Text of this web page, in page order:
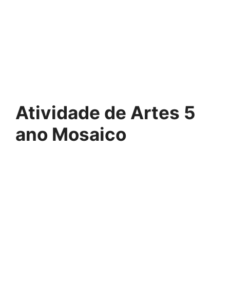
Atividade de Artes 5
ano Mosaico